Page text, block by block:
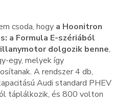
csoda, hogy a Hoonitron
a Formula E-szériából
dolgozik benne,
egy, melyek így
A rendszer 4 db,
Audi standard PHEV
táplálkozik, és 800 volton